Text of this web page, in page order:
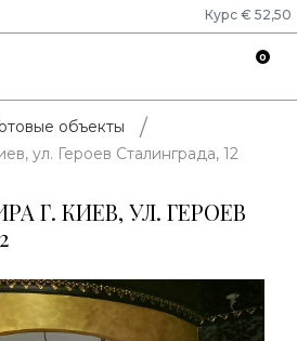
Курс € 52,50
0
объекты
ул. Героев Сталинграда, 12
Г. КИЕВ, УЛ. ГЕРОЕВ